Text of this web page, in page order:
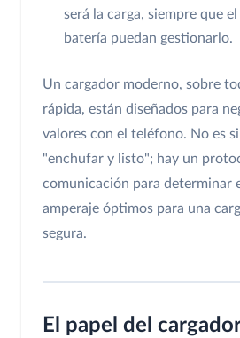
será la carga, siempre que
batería puedan gestionarlo.
Un cargador moderno, sobre
rápida, están diseñados para
valores con el teléfono. No es
"enchufar y listo"; hay un
comunicación para determinar
amperaje óptimos para una
segura.
El papel del